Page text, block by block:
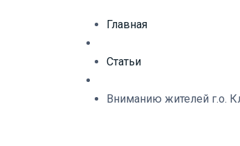
Главная
Статьи
Вниманию жителей г.о.